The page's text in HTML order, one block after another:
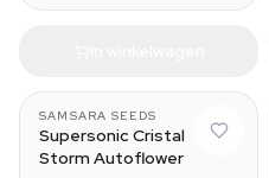
SAMSARA SEEDS
Supersonic Cristal
Storm Autoflower